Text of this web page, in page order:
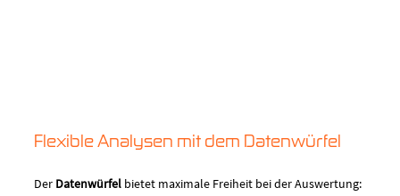
Flexible Analysen mit dem Datenwürfel
Der Datenwürfel bietet maximale Freiheit bei der Auswertung: